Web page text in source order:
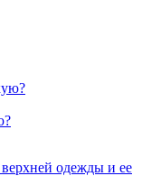
одежды и ее